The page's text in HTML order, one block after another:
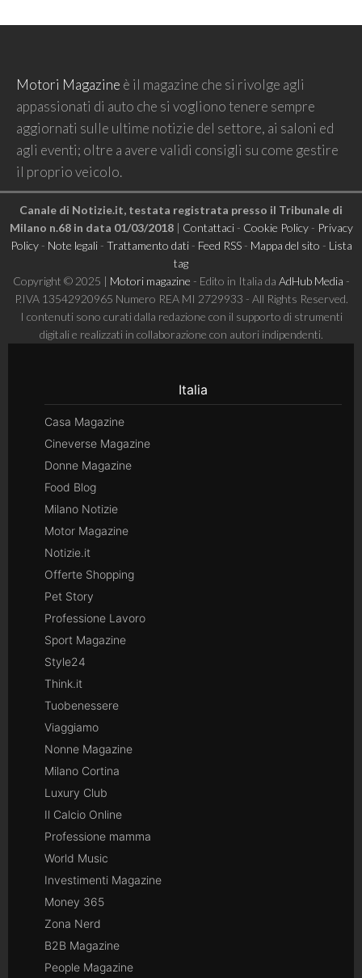
Motori Magazine è il magazine che si rivolge agli
appassionati di auto che si vogliono tenere sempre
aggiornati sulle ultime notizie del settore, ai saloni ed
agli eventi; oltre a avere validi consigli su come gestire
il proprio veicolo.
Canale di Notizie.it, testata registrata presso il Tribunale di
Milano n.68 in data 01/03/2018| Contattaci- Cookie Policy- Privacy
Policy- Note legali- Trattamento dati- Feed RSS- Mappa del sito - Lista
tag
Copyright © 2025 | Motori magazine - Edito in Italia da AdHub Media -
P.IVA 13542920965 Numero REA MI 2729933 - All Rights Reserved.
I contenuti sono curati dalla redazione con il supporto di strumenti
digitali e realizzati in collaborazione con autori indipendenti.
Italia
Casa Magazine
Cineverse Magazine
Donne Magazine
Food Blog
Milano Notizie
Motor Magazine
Notizie.it
Offerte Shopping
Pet Story
Professione Lavoro
Sport Magazine
Style24
Think.it
Tuobenessere
Viaggiamo
Nonne Magazine
Milano Cortina
Luxury Club
Il Calcio Online
Professione mamma
World Music
Investimenti Magazine
Money 365
Zona Nerd
B2B Magazine
People Magazine